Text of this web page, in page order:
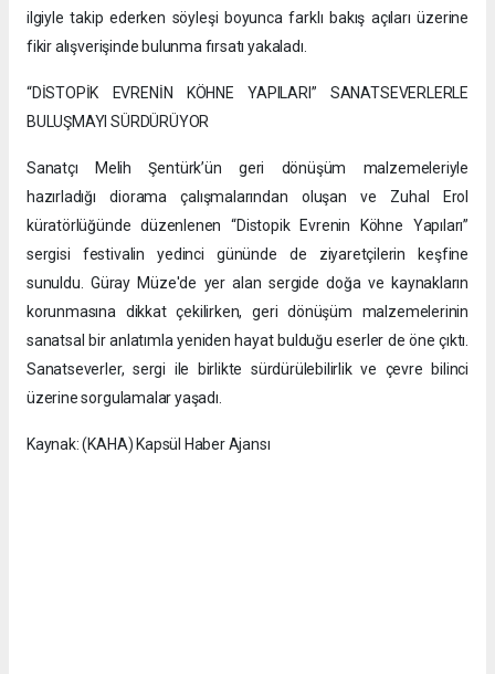
ilgiyle takip ederken söyleşi boyunca farklı bakış açıları üzerine
fikir alışverişinde bulunma fırsatı yakaladı.
“DİSTOPİK EVRENİN KÖHNE YAPILARI” SANATSEVERLERLE
BULUŞMAYI SÜRDÜRÜYOR
Sanatçı Melih Şentürk’ün geri dönüşüm malzemeleriyle
hazırladığı diorama çalışmalarından oluşan ve Zuhal Erol
küratörlüğünde düzenlenen “Distopik Evrenin Köhne Yapıları”
sergisi festivalin yedinci gününde de ziyaretçilerin keşfine
sunuldu. Güray Müze'de yer alan sergide doğa ve kaynakların
korunmasına dikkat çekilirken, geri dönüşüm malzemelerinin
sanatsal bir anlatımla yeniden hayat bulduğu eserler de öne çıktı.
Sanatseverler, sergi ile birlikte sürdürülebilirlik ve çevre bilinci
üzerine sorgulamalar yaşadı.
Kaynak: (KAHA) Kapsül Haber Ajansı